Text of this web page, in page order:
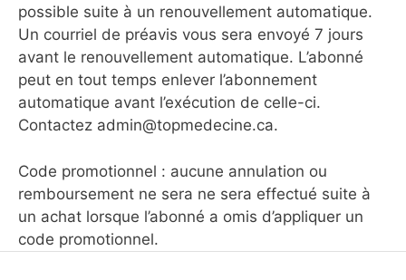
possible suite à un renouvellement automatique.
Un courriel de préavis vous sera envoyé 7 jours
avant le renouvellement automatique. L’abonné
peut en tout temps enlever l’abonnement
automatique avant l’exécution de celle-ci.
Contactez admin@topmedecine.ca.
Code promotionnel : aucune annulation ou
remboursement ne sera ne sera effectué suite à
un achat lorsque l’abonné a omis d’appliquer un
code promotionnel.